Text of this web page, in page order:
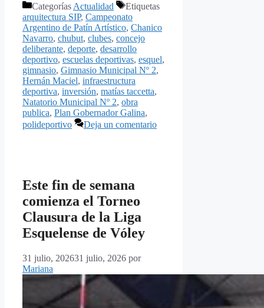
Categorías Actualidad
Etiquetas
arquitectura SIP, Campeonato
Argentino de Patín Artístico, Chanico
Navarro, chubut, clubes, concejo
deliberante, deporte, desarrollo
deportivo, escuelas deportivas, esquel,
gimnasio, Gimnasio Municipal Nº 2,
Hernán Maciel, infraestructura
deportiva, inversión, matías taccetta,
Natatorio Municipal Nº 2, obra
publica, Plan Gobernador Galina,
polideportivo
Deja un comentario
Este fin de semana
comienza el Torneo
Clausura de la Liga
Esquelense de Vóley
31 julio, 202631 julio, 2026 por
Mariana